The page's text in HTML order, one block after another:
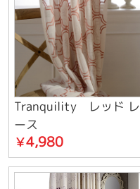
Tranquility レッド レ
ース
￥4,980